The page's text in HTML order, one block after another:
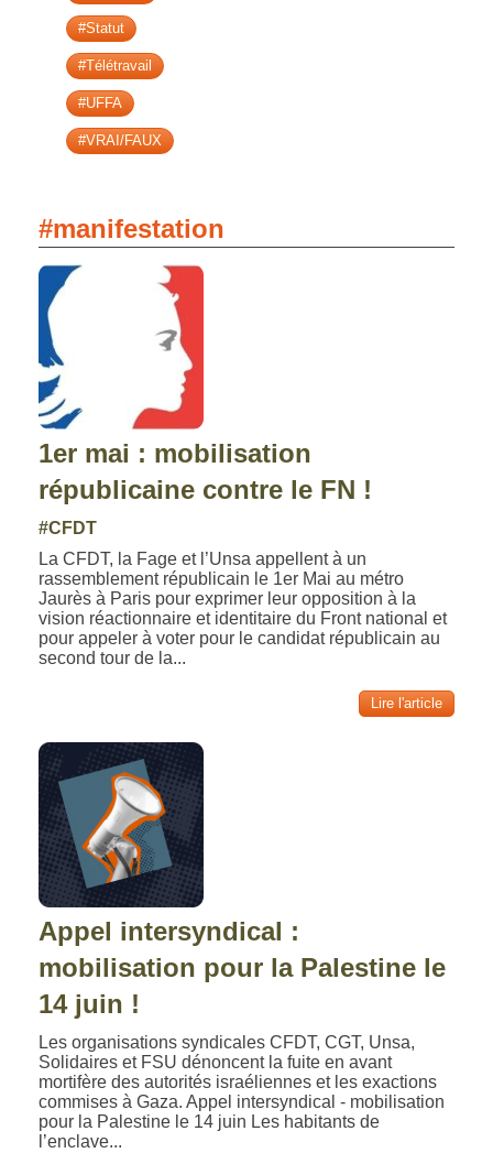
#Statut
#Télétravail
#UFFA
#VRAI/FAUX
#manifestation
1er mai : mobilisation
républicaine contre le FN !
#CFDT
La CFDT, la Fage et l’Unsa appellent à un
rassemblement républicain le 1er Mai au métro
Jaurès à Paris pour exprimer leur opposition à la
vision réactionnaire et identitaire du Front national et
pour appeler à voter pour le candidat républicain au
second tour de la...
Lire l'article
Appel intersyndical :
mobilisation pour la Palestine le
14 juin !
Les organisations syndicales CFDT, CGT, Unsa,
Solidaires et FSU dénoncent la fuite en avant
mortifère des autorités israéliennes et les exactions
commises à Gaza. Appel intersyndical - mobilisation
pour la Palestine le 14 juin Les habitants de
l’enclave...